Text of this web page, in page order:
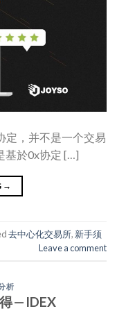
定，并不是一个交易
基於0x协定 […]
→
去中心化交易所, 新手须
Leave a comment
析
— IDEX